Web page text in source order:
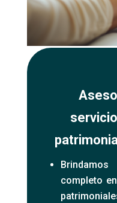
completo